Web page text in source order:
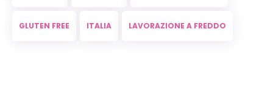
GLUTEN FREE ITALIA LAVORAZIONE A FREDDO